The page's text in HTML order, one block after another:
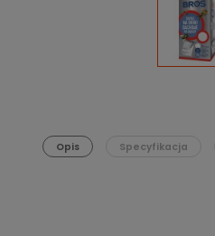
Opis Specyfikacja